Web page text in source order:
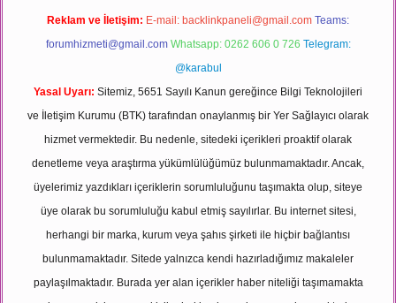
Reklam ve İletişim: E-mail: backlinkpaneli@gmail.com Teams:
forumhizmeti@gmail.com Whatsapp: 0262 606 0 726 Telegram:
@karabul
Yasal Uyarı: Sitemiz, 5651 Sayılı Kanun gereğince Bilgi Teknolojileri
ve İletişim Kurumu (BTK) tarafından onaylanmış bir Yer Sağlayıcı olarak
hizmet vermektedir. Bu nedenle, sitedeki içerikleri proaktif olarak
denetleme veya araştırma yükümlülüğümüz bulunmamaktadır. Ancak,
üyelerimiz yazdıkları içeriklerin sorumluluğunu taşımakta olup, siteye
üye olarak bu sorumluluğu kabul etmiş sayılırlar. Bu internet sitesi,
herhangi bir marka, kurum veya şahıs şirketi ile hiçbir bağlantısı
bulunmamaktadır. Sitede yalnızca kendi hazırladığımız makaleler
paylaşılmaktadır. Burada yer alan içerikler haber niteliği taşımamakta